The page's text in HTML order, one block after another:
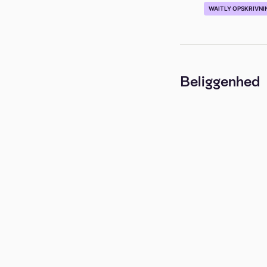
WAITLY
Beliggenhed